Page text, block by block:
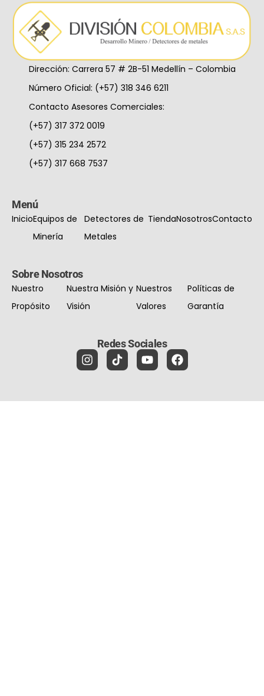
Dirección: Carrera 57 # 2B-51 Medellín – Colombia
Número Oficial: (+57) 318 346 6211
Contacto Asesores Comerciales:
(+57) 317 372 0019
(+57) 315 234 2572
(+57) 317 668 7537
Menú
InicioEquipos de
Minería
Detectores de
Metales
TiendaNosotrosContacto
Sobre Nosotros
Nuestro
Propósito
Nuestra Misión y
Visión
Nuestros
Valores
Políticas de
Garantía
Redes Sociales